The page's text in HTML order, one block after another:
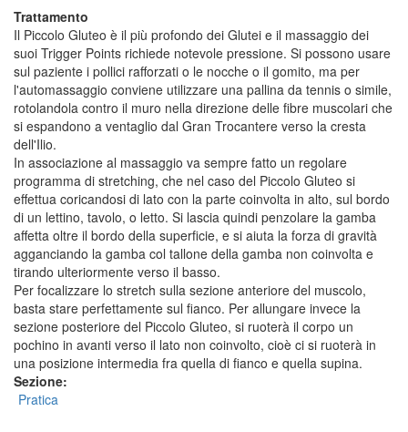
Trattamento
Il Piccolo Gluteo è il più profondo dei Glutei e il massaggio dei
suoi Trigger Points richiede notevole pressione. Si possono usare
sul paziente i pollici rafforzati o le nocche o il gomito, ma per
l'automassaggio conviene utilizzare una pallina da tennis o simile,
rotolandola contro il muro nella direzione delle fibre muscolari che
si espandono a ventaglio dal Gran Trocantere verso la cresta
dell'Ilio.
In associazione al massaggio va sempre fatto un regolare
programma di stretching, che nel caso del Piccolo Gluteo si
effettua coricandosi di lato con la parte coinvolta in alto, sul bordo
di un lettino, tavolo, o letto. Si lascia quindi penzolare la gamba
affetta oltre il bordo della superficie, e si aiuta la forza di gravità
agganciando la gamba col tallone della gamba non coinvolta e
tirando ulteriormente verso il basso.
Per focalizzare lo stretch sulla sezione anteriore del muscolo,
basta stare perfettamente sul fianco. Per allungare invece la
sezione posteriore del Piccolo Gluteo, si ruoterà il corpo un
pochino in avanti verso il lato non coinvolto, cioè ci si ruoterà in
una posizione intermedia fra quella di fianco e quella supina.
Sezione:
Pratica